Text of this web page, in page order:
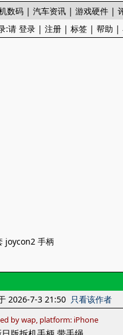
数码 | 汽车资讯 | 游戏硬件 |
:请 登录 | 注册 | 标签 | 帮助 |
joycon2 手柄
2026-7-3 21:50 只看该作者
by wap, platform: iPhone